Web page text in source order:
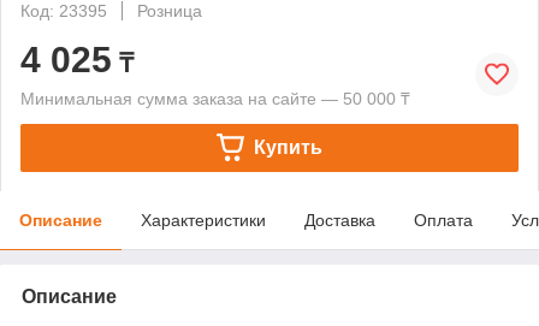
Код: 23395
Розница
4 025 ₸
Минимальная сумма заказа на сайте — 50 000 ₸
Купить
Описание Характеристики Доставка Оплата
Описание